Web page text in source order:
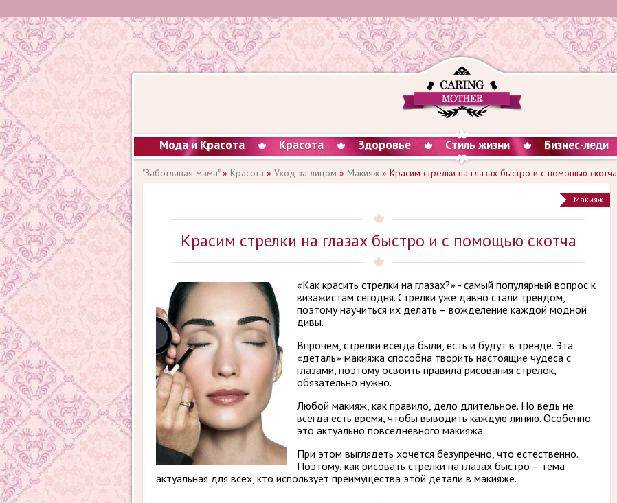
Мода и Красота Красота Здоровье Стиль жизни Бизнес-леди
"Заботливая мама"» Красота » Уход за лицом » Макияж » Красим стрелки на глазах быстро и с помощью скотча
Макияж
Красим стрелки на глазах быстро и с помощью скотча
«Как красить стрелки на глазах?» - самый популярный вопрос к
визажистам сегодня. Стрелки уже давно стали трендом,
поэтому научиться их делать – вожделение каждой модной
дивы.
Впрочем, стрелки всегда были, есть и будут в тренде. Эта
«деталь» макияжа способна творить настоящие чудеса с
глазами, поэтому освоить правила рисования стрелок,
обязательно нужно.
Любой макияж, как правило, дело длительное. Но ведь не
всегда есть время, чтобы выводить каждую линию. Особенно
это актуально повседневного макияжа.
При этом выглядеть хочется безупречно, что естественно.
Поэтому, как рисовать стрелки на глазах быстро – тема
актуальная для всех, кто использует преимущества этой детали в макияже.